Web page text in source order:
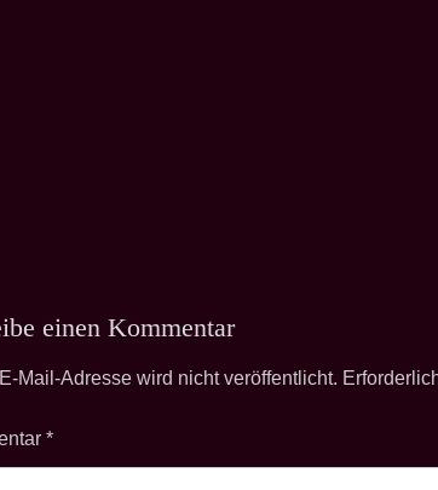
einen Kommentar
Mail-Adresse wird nicht veröffentlicht.
*